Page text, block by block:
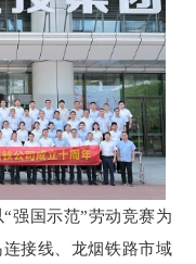
强国示范”劳动竞赛为
接线、龙烟铁路市域